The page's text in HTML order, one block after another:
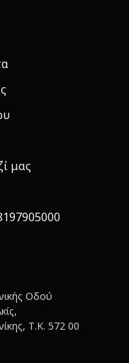
μας
Οδού
Τ.Κ. 572 00